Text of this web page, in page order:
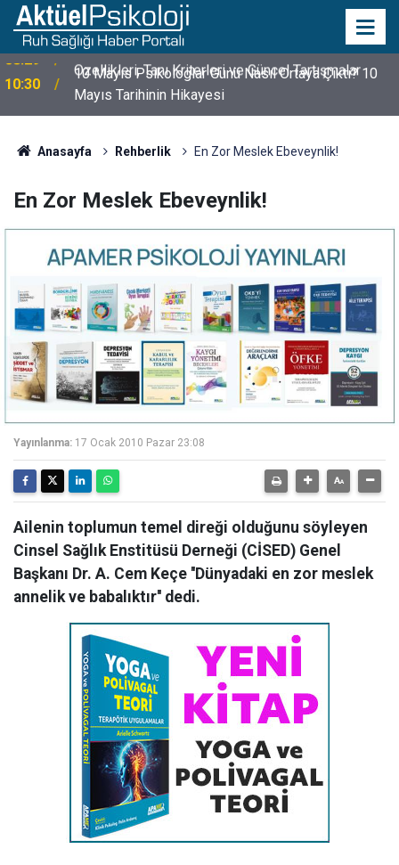
10:30
10 Mayıs Psikologlar Günü Nasıl Ortaya Çıktı? 10
Mayıs Tarihinin Hikayesi
Anasayfa Rehberlik En Zor Meslek Ebeveynlik!
En Zor Meslek Ebeveynlik!
Yayınlanma: 17 Ocak 2010 Pazar 23:08
Ailenin toplumun temel direği olduğunu söyleyen
Cinsel Sağlık Enstitüsü Derneği (CİSED) Genel
Başkanı Dr. A. Cem Keçe ''Dünyadaki en zor meslek
annelik ve babalıktır'' dedi.